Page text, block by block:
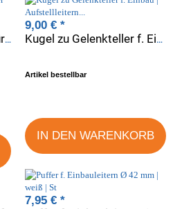
Gelenk mit Arretierung für Leiter 42 mm | V4A Flanschmontage | St Kugel zu Gelenkteller f. Einbau | Aufstellleitern Ø 43 mm
9,00 € *
Artikel bestellbar
IN DEN WARENKORB
7,95 € *